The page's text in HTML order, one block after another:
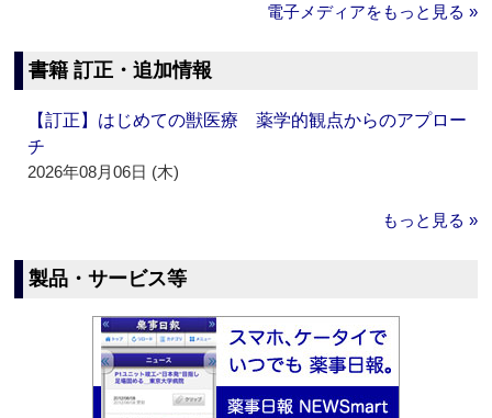
電子メディアをもっと見る »
書籍 訂正・追加情報
【訂正】はじめての獣医療 薬学的観点からのアプロー
チ
2026年08月06日 (木)
もっと見る »
製品・サービス等